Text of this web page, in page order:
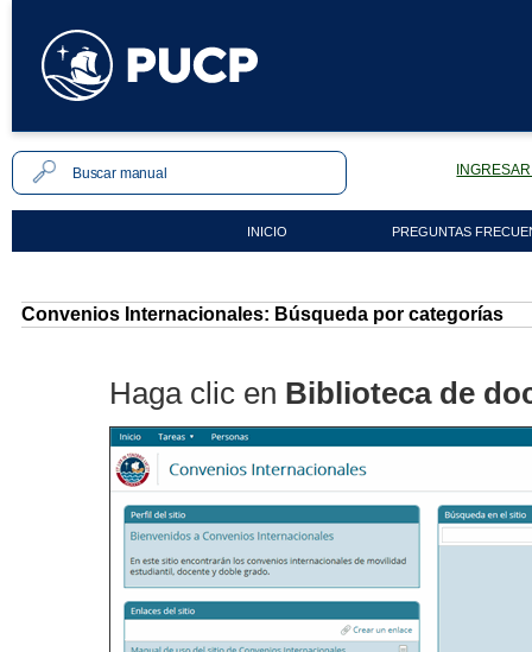
INICIO PREGUNTAS
Convenios Internacionales: Búsqueda por categorías
Haga clic en Biblioteca de